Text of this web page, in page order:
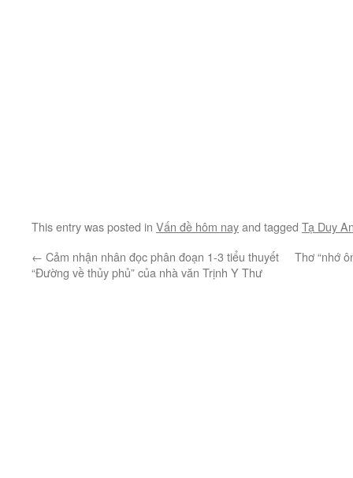
This entry was posted in Vấn đề hôm nayand tagged Tạ Duy
← Cảm nhận nhân đọc phân đoạn 1-3 tiểu thuyết
“Đường về thủy phủ” của nhà văn Trịnh Y Thư
Thơ “nhớ